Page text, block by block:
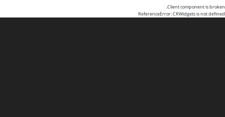
Client component is broken.
ReferenceError: CRWidgets is not defined